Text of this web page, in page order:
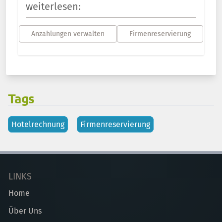
weiterlesen:
Anzahlungen verwalten Firmenreservierung
Tags
Hotelrechnung Firmenreservierung
LINKS
Home
Über Uns